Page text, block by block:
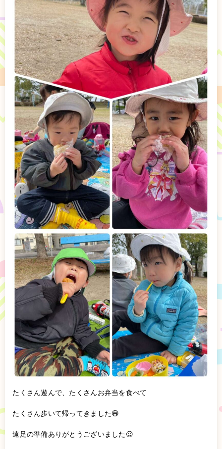
たくさん遊んで、たくさんお弁当を食べて
たくさん歩いて帰ってきました😄
遠足の準備ありがとうございました😌